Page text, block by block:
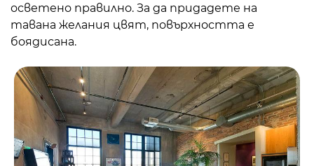
осветено правилно. За да придадете на
тавана желания цвят, повърхността е
боядисана.